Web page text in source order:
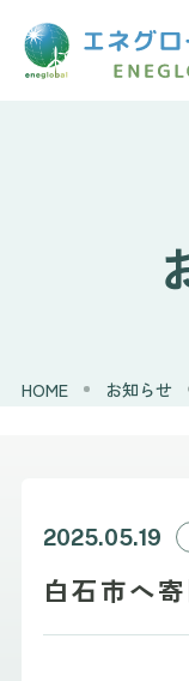
HOME お知らせ
2025.05.19
白石市へ